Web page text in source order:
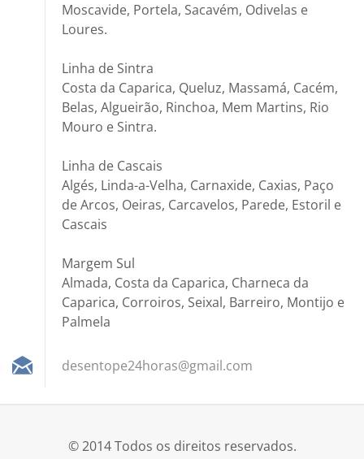
Moscavide, Portela, Sacavém, Odivelas e
Loures.
Linha de Sintra
Costa da Caparica, Queluz, Massamá, Cacém,
Belas, Algueirão, Rinchoa, Mem Martins, Rio
Mouro e Sintra.
Linha de Cascais
Algés, Linda-a-Velha, Carnaxide, Caxias, Paço
de Arcos, Oeiras, Carcavelos, Parede, Estoril e
Cascais
Margem Sul
Almada, Costa da Caparica, Charneca da
Caparica, Corroiros, Seixal, Barreiro, Montijo e
Palmela
desentope24horas@gmail.com
© 2014 Todos os direitos reservados.